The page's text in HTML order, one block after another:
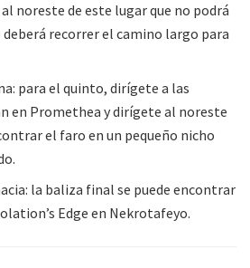
noreste de este lugar que no podrá
deberá recorrer el camino largo para
para el quinto, dirígete a las
en Promethea y dirígete al noreste
el faro en un pequeño nicho
la baliza final se puede encontrar
Edge en Nekrotafeyo.